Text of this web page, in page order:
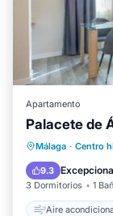
Apartamento
Palacete de
Málaga · Centro
9.3
3 Dormitorios 1
Aire
Aire
Apto